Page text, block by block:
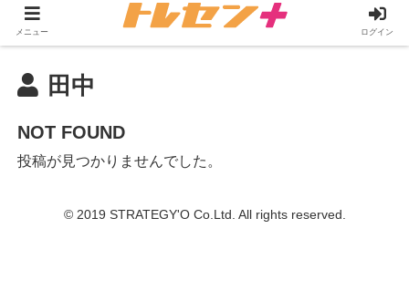
田中
NOT FOUND
投稿が見つかりませんでした。
© 2019 STRATEGY'O Co.Ltd. All rights reserved.
メニュー ログイン